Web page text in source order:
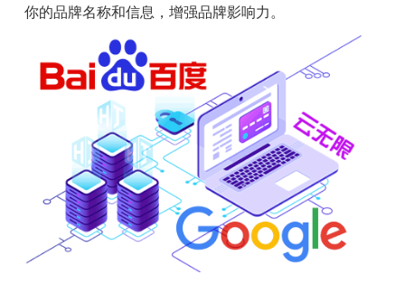
你的品牌名称和信息，增强品牌影响力。